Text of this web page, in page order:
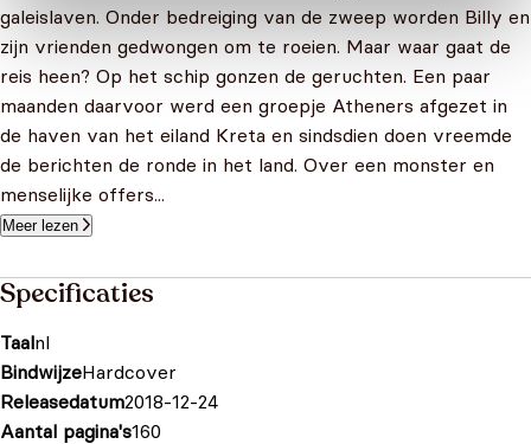
galeislaven. Onder bedreiging van de zweep worden Billy en
zijn vrienden gedwongen om te roeien. Maar waar gaat de
reis heen? Op het schip gonzen de geruchten. Een paar
maanden daarvoor werd een groepje Atheners afgezet in
de haven van het eiland Kreta en sindsdien doen vreemde
de berichten de ronde in het land. Over een monster en
menselijke offers...
Meer lezen
Specificaties
Taalnl
BindwijzeHardcover
Releasedatum2018-12-24
Aantal pagina's160